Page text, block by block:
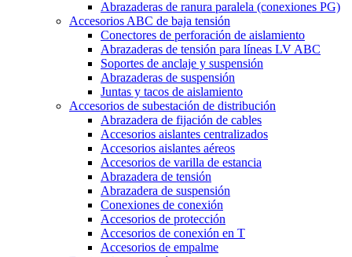
Abrazaderas de ranura paralela (conexiones PG)
Accesorios ABC de baja tensión
Conectores de perforación de aislamiento
Abrazaderas de tensión para líneas LV ABC
Soportes de anclaje y suspensión
Abrazaderas de suspensión
Juntas y tacos de aislamiento
Accesorios de subestación de distribución
Abrazadera de fijación de cables
Accesorios aislantes centralizados
Accesorios aislantes aéreos
Accesorios de varilla de estancia
Abrazadera de tensión
Abrazadera de suspensión
Conexiones de conexión
Accesorios de protección
Accesorios de conexión en T
Accesorios de empalme